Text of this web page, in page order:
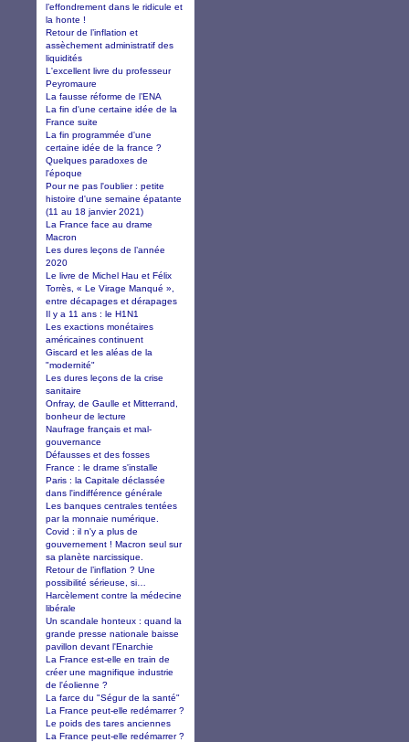
l’effondrement dans le ridicule et
la honte !
Retour de l’inflation et
assèchement administratif des
liquidités
L'excellent livre du professeur
Peyromaure
La fausse réforme de l’ENA
La fin d'une certaine idée de la
France suite
La fin programmée d'une
certaine idée de la france ?
Quelques paradoxes de
l'époque
Pour ne pas l'oublier : petite
histoire d'une semaine épatante
(11 au 18 janvier 2021)
La France face au drame
Macron
Les dures leçons de l’année
2020
Le livre de Michel Hau et Félix
Torrès, « Le Virage Manqué »,
entre décapages et dérapages
Il y a 11 ans : le H1N1
Les exactions monétaires
américaines continuent
Giscard et les aléas de la
"modernité"
Les dures leçons de la crise
sanitaire
Onfray, de Gaulle et Mitterrand,
bonheur de lecture
Naufrage français et mal-
gouvernance
Défausses et des fosses
France : le drame s'installe
Paris : la Capitale déclassée
dans l'indifférence générale
Les banques centrales tentées
par la monnaie numérique.
Covid : il n'y a plus de
gouvernement ! Macron seul sur
sa planète narcissique.
Retour de l’inflation ? Une
possibilité sérieuse, si…
Harcèlement contre la médecine
libérale
Un scandale honteux : quand la
grande presse nationale baisse
pavillon devant l'Enarchie
La France est-elle en train de
créer une magnifique industrie
de l'éolienne ?
La farce du "Ségur de la santé"
La France peut-elle redémarrer ?
Le poids des tares anciennes
La France peut-elle redémarrer ?